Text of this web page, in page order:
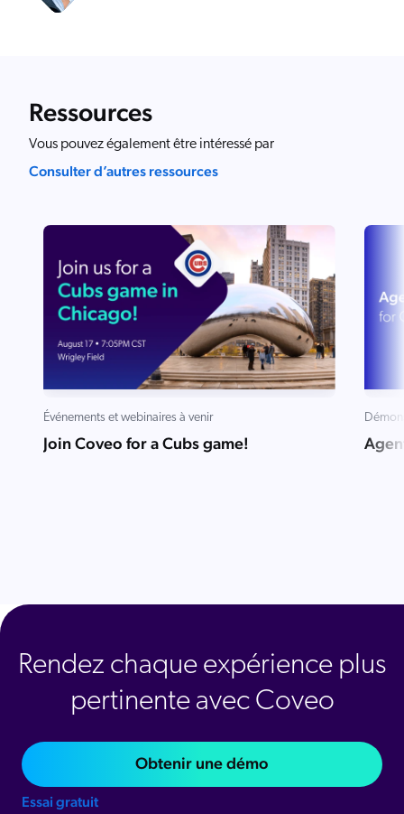
Ressources
Vous pouvez également être intéressé par
Consulter d’autres ressources
Événements et webinaires à venir
Join Coveo for a Cubs game!
Rendez chaque expérience plus
pertinente avec Coveo
Obtenir une démo
Essai gratuit